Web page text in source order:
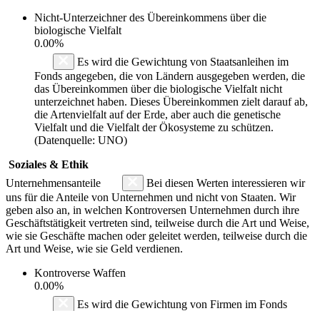
Nicht-Unterzeichner des Übereinkommens über die
biologische Vielfalt
0.00%
Es wird die Gewichtung von Staatsanleihen im
Fonds angegeben, die von Ländern ausgegeben werden, die
das Übereinkommen über die biologische Vielfalt nicht
unterzeichnet haben. Dieses Übereinkommen zielt darauf ab,
die Artenvielfalt auf der Erde, aber auch die genetische
Vielfalt und die Vielfalt der Ökosysteme zu schützen.
(Datenquelle: UNO)
Soziales & Ethik
Unternehmensanteile
Bei diesen Werten interessieren wir
uns für die Anteile von Unternehmen und nicht von Staaten. Wir
geben also an, in welchen Kontroversen Unternehmen durch ihre
Geschäftstätigkeit vertreten sind, teilweise durch die Art und Weise,
wie sie Geschäfte machen oder geleitet werden, teilweise durch die
Art und Weise, wie sie Geld verdienen.
Kontroverse Waffen
0.00%
Es wird die Gewichtung von Firmen im Fonds